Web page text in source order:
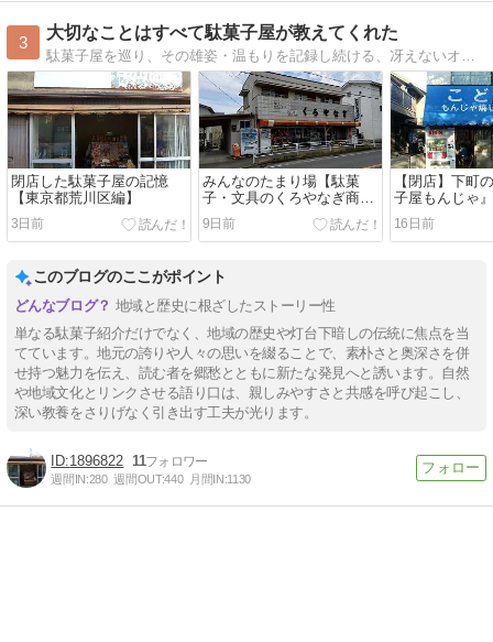
3
大切なことはすべて駄菓子屋が教えてくれた
閉店した駄菓子屋の記憶
【東京都荒川区編】
3日前
みんなのたまり場【駄菓
子・文具のくろやなぎ商
店】〜神奈川県小田原市・
栢山〜
9日前
【閉店】下町
子屋もんじゃ
どもの家 きく
16日前
このブログのここがポイント
地域と歴史に根ざしたストーリー性
単なる駄菓子紹介だけでなく、地域の歴史や灯台下暗しの伝統に焦点を当
てています。地元の誇りや人々の思いを綴ることで、素朴さと奥深さを併
せ持つ魅力を伝え、読む者を郷愁とともに新たな発見へと誘います。自然
や地域文化とリンクさせる語り口は、親しみやすさと共感を呼び起こし、
深い教養をさりげなく引き出す工夫が光ります。
1896822 11
週間IN:280 週間OUT:440 月間IN:1130